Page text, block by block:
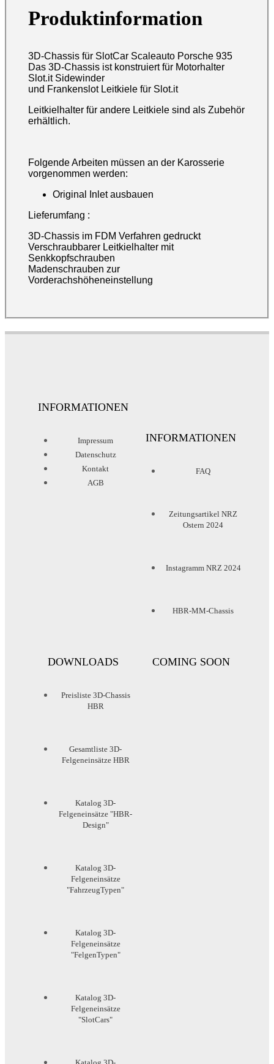
Produktinformation
3D-Chassis für SlotCar Scaleauto Porsche 935
Das 3D-Chassis ist konstruiert für Motorhalter
Slot.it Sidewinder
und Frankenslot Leitkiele für Slot.it
Leitkielhalter für andere Leitkiele sind als Zubehör
erhältlich.
Folgende Arbeiten müssen an der Karosserie
vorgenommen werden:
Original Inlet ausbauen
Lieferumfang :
3D-Chassis im FDM Verfahren gedruckt
Verschraubbarer Leitkielhalter mit
Senkkopfschrauben
Madenschrauben zur
Vorderachshöheneinstellung
INFORMATIONEN
Impressum
Datenschutz
Kontakt
AGB
INFORMATIONEN
FAQ
Zeitungsartikel NRZ
Ostern 2024
Instagramm NRZ 2024
HBR-MM-Chassis
DOWNLOADS
Preisliste 3D-Chassis
HBR
Gesamtliste 3D-
Felgeneinsätze HBR
Katalog 3D-
Felgeneinsätze "HBR-
Design"
Katalog 3D-
Felgeneinsätze
"FahrzeugTypen"
Katalog 3D-
Felgeneinsätze
"FelgenTypen"
Katalog 3D-
Felgeneinsätze
"SlotCars"
COMING SOON